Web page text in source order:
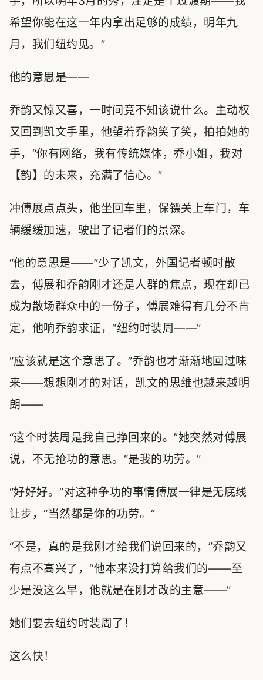
希望你能在这一年内拿出足够的成绩，明年九
月，我们纽约见。”
他的意思是——
乔韵又惊又喜，一时间竟不知该说什么。主动权
又回到凯文手里，他望着乔韵笑了笑，拍拍她的
手，“你有网络，我有传统媒体，乔小姐，我对
【韵】的未来，充满了信心。”
冲傅展点点头，他坐回车里，保镖关上车门，车
辆缓缓加速，驶出了记者们的景深。
“他的意思是——”少了凯文，外国记者顿时散
去，傅展和乔韵刚才还是人群的焦点，现在却已
成为散场群众中的一份子，傅展难得有几分不肯
定，他响乔韵求证，“纽约时装周——”
“应该就是这个意思了。”乔韵也才渐渐地回过味
来——想想刚才的对话，凯文的思维也越来越明
朗——
“这个时装周是我自己挣回来的。”她突然对傅展
说，不无抢功的意思。“是我的功劳。”
“好好好。”对这种争功的事情傅展一律是无底线
让步，“当然都是你的功劳。”
“不是，真的是我刚才给我们说回来的，”乔韵又
有点不高兴了，“他本来没打算给我们的——至
少是没这么早，他就是在刚才改的主意——”
她们要去纽约时装周了！
这么快！